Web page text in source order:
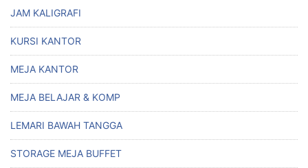
JAM KALIGRAFI
KURSI KANTOR
MEJA KANTOR
MEJA BELAJAR & KOMP
LEMARI BAWAH TANGGA
STORAGE MEJA BUFFET